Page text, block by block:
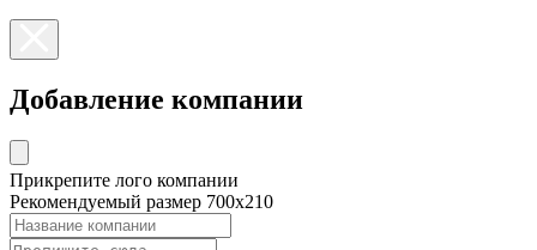
Добавление компании
Прикрепите лого компании
Рекомендуемый размер 700х210